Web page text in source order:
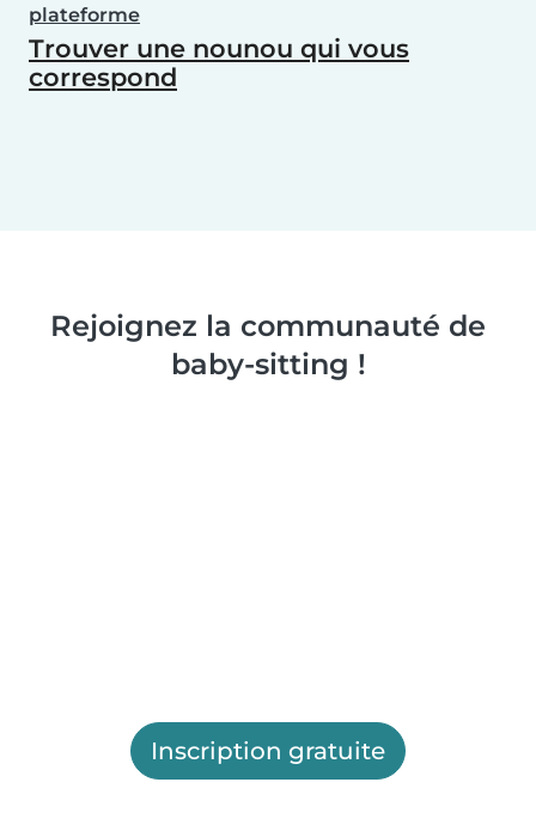
plateforme
Trouver une nounou qui vous
correspond
Rejoignez la communauté de
baby-sitting !
Inscription gratuite